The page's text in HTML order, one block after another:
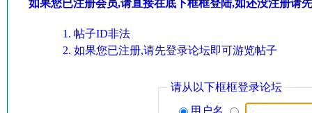
如果您已注册会员,请直接在底下框框登陆,如还没注册请
帖子ID非法
如果您已注册,请先登录论坛即可游览帖子
请从以下框框登录论坛
用户名